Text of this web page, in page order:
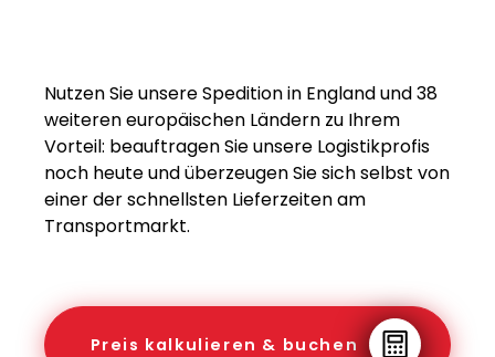
Nutzen Sie unsere Spedition in England und 38
weiteren europäischen Ländern zu Ihrem
Vorteil: beauftragen Sie unsere Logistikprofis
noch heute und überzeugen Sie sich selbst von
einer der schnellsten Lieferzeiten am
Transportmarkt.
Preis kalkulieren & buchen